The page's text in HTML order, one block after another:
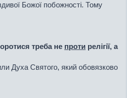
Божої побожності. Тому
треба не проти релігії, а
Духа Святого, який обовязково